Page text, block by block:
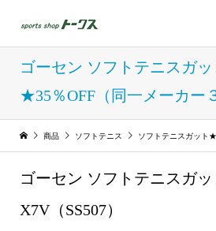
ゴーセン ソフトテニスガッ
★35％OFF（同一メーカー
商品 ソフトテニス ソフトテニスガット
ゴーセン ソフトテニスガ
X7V（SS507）